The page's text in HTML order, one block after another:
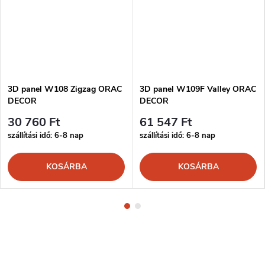
3D panel W108 Zigzag ORAC
DECOR
30 760 Ft
szállítási idő: 6-8 nap
KOSÁRBA
3D panel W109F Valley ORAC
DECOR
61 547 Ft
szállítási idő: 6-8 nap
KOSÁRBA